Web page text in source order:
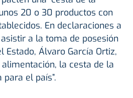
20 o 30 productos con
En declaraciones a
a la toma de posesión
Estado, Álvaro García Ortiz,
alimentación, la cesta de la
el país”.